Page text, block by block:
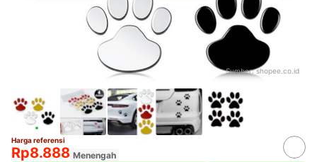
Sumber:shopee.co.id
Harga referensi
Rp8.888 Menengah